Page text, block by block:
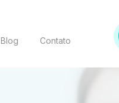
Blog Contato